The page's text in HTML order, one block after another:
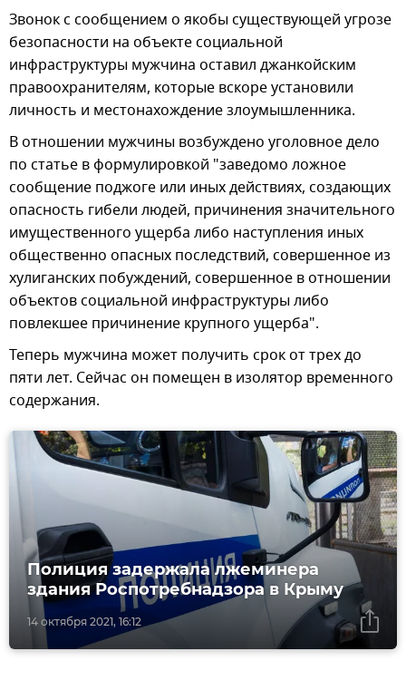
Звонок с сообщением о якобы существующей угрозе
безопасности на объекте социальной
инфраструктуры мужчина оставил джанкойским
правоохранителям, которые вскоре установили
личность и местонахождение злоумышленника.
В отношении мужчины возбуждено уголовное дело
по статье в формулировкой "заведомо ложное
сообщение поджоге или иных действиях, создающих
опасность гибели людей, причинения значительного
имущественного ущерба либо наступления иных
общественно опасных последствий, совершенное из
хулиганских побуждений, совершенное в отношении
объектов социальной инфраструктуры либо
повлекшее причинение крупного ущерба".
Теперь мужчина может получить срок от трех до
пяти лет. Сейчас он помещен в изолятор временного
содержания.
14 октября 2021, 16:12
Полиция задержала лжеминера
здания Роспотребнадзора в Крыму